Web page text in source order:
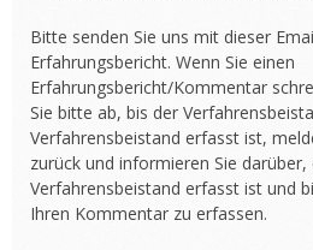
Bitte senden Sie uns mit dieser
Erfahrungsbericht. Wenn Sie einen
Erfahrungsbericht/Kommentar
Sie bitte ab, bis der
Verfahrensbeistand erfasst ist,
zurück und informieren Sie darüber,
Verfahrensbeistand erfasst ist und
Ihren Kommentar zu erfassen.